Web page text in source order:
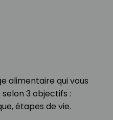
alimentaire qui vous
3 objectifs :
étapes de vie.